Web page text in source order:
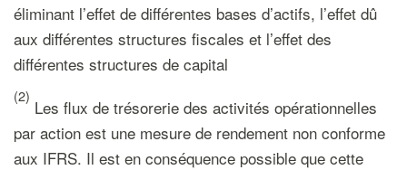
éliminant l’effet de différentes bases d’actifs, l’effet dû
aux différentes structures fiscales et l’effet des
différentes structures de capital
(2)
Les flux de trésorerie des activités opérationnelles
par action est une mesure de rendement non conforme
aux IFRS. Il est en conséquence possible que cette